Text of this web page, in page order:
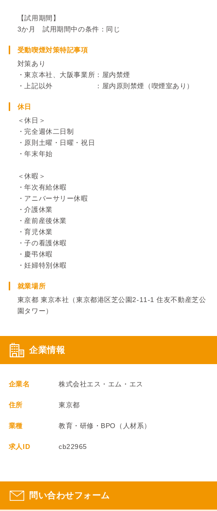
【試用期間】
3か月 試用期間中の条件：同じ
受動喫煙対策特記事項
対策あり
・東京本社、大阪事業所：屋内禁煙
・上記以外 ：屋内原則禁煙（喫煙室あり）
休日
＜休日＞
・完全週休二日制
・原則土曜・日曜・祝日
・年末年始
＜休暇＞
・年次有給休暇
・アニバーサリー休暇
・介護休業
・産前産後休業
・育児休業
・子の看護休暇
・慶弔休暇
・妊婦特別休暇
就業場所
東京都 東京本社（東京都港区芝公園2-11-1 住友不動産芝公
園タワー）
企業情報
企業名 株式会社エス・エム・エス
住所 東京都
業種 教育・研修・BPO（人材系）
求人ID cb22965
問い合わせフォーム